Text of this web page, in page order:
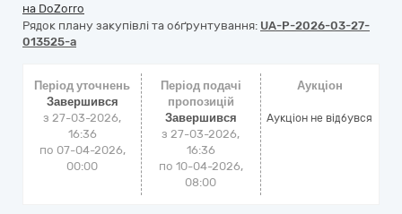
на DoZorro
Рядок плану закупівлі та обґрунтування: UA-P-2026-03-27-
013525-a
Період уточнень
Завершився
з 27-03-2026,
16:36
по 07-04-2026,
00:00
Період подачі
пропозицій
Завершився
з 27-03-2026,
16:36
по 10-04-2026,
08:00
Аукціон
Аукціон не відбувся